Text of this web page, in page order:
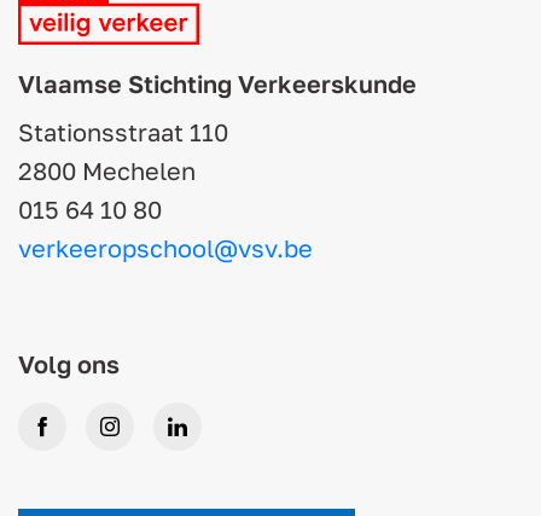
Vlaamse Stichting Verkeerskunde
Stationsstraat 110
2800 Mechelen
015 64 10 80
verkeeropschool@vsv.be
Volg ons
FacebookInstagramLinkedIn